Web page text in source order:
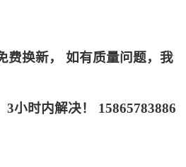
新， 如有质量问题，我
3小时内解决！ 15865783886